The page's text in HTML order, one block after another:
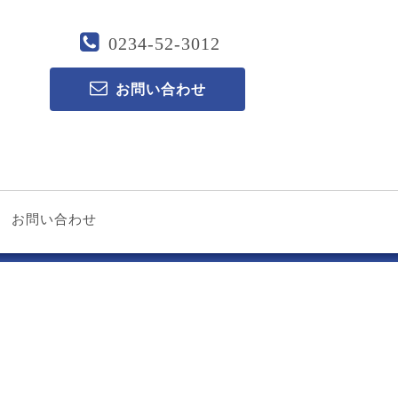
0234-52-3012
お問い合わせ
お問い合わせ